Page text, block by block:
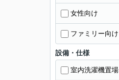
女性向け
ファミリー向け
設備・仕様
室内洗濯機置場